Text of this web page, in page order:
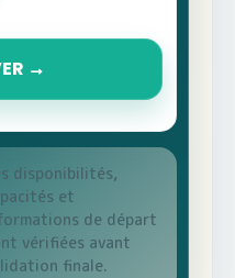
disponibilités,
et
de départ
vérifiées avant
finale.